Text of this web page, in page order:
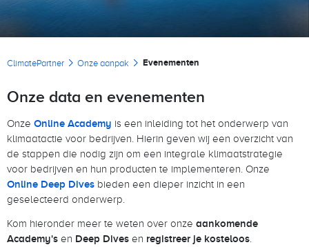
Kruimelpad
ClimatePartner Onze aanpak Evenementen
Onze data en evenementen
Onze Online Academy is een inleiding tot het onderwerp van
klimaatactie voor bedrijven. Hierin geven wij een overzicht van
de stappen die nodig zijn om een integrale klimaatstrategie
voor bedrijven en hun producten te implementeren. Onze
Online Deep Dives bieden een dieper inzicht in een
geselecteerd onderwerp.
Kom hieronder meer te weten over onze aankomende
Academy'sen Deep Divesen registreer je kosteloos.